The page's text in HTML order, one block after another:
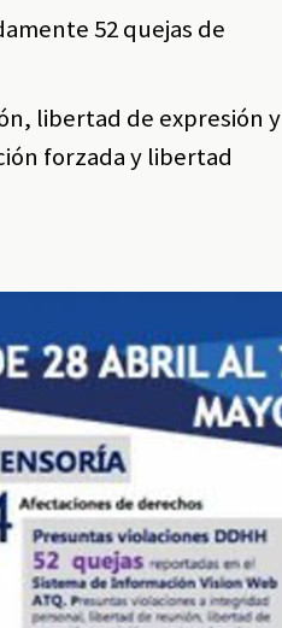
52 quejas de
libertad de expresión y
forzada y libertad